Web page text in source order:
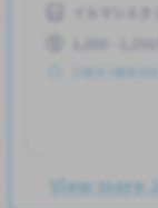
イルマシえき
1,000 -
已發布 3個多月前
View more